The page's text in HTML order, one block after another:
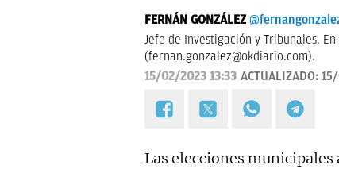
FERNÁN GONZÁLEZ
Jefe de Investigación y Tribunales. En
(fernan.gonzalez@okdiario.com).
15/02/2023 13:33 ACTUALIZADO:
Las elecciones